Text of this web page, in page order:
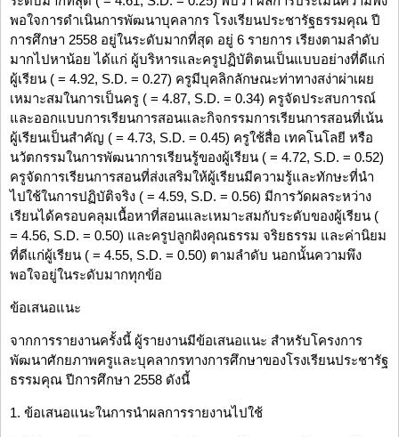
พอใจการดำเนินการพัฒนาบุคลากร โรงเรียนประชารัฐธรรมคุณ ปี
การศึกษา 2558 อยู่ในระดับมากที่สุด อยู่ 6 รายการ เรียงตามลำดับ
มากไปหาน้อย ได้แก่ ผู้บริหารและครูปฏิบัติตนเป็นแบบอย่างที่ดีแก่
ผู้เรียน ( = 4.92, S.D. = 0.27) ครูมีบุคลิกลักษณะท่าทางสง่าผ่าเผย
เหมาะสมในการเป็นครู ( = 4.87, S.D. = 0.34) ครูจัดประสบการณ์
และออกแบบการเรียนการสอนและกิจกรรมการเรียนการสอนที่เน้น
ผู้เรียนเป็นสำคัญ ( = 4.73, S.D. = 0.45) ครูใช้สื่อ เทคโนโลยี หรือ
นวัตกรรมในการพัฒนาการเรียนรู้ของผู้เรียน ( = 4.72, S.D. = 0.52)
ครูจัดการเรียนการสอนที่ส่งเสริมให้ผู้เรียนมีความรู้และทักษะที่นำ
ไปใช้ในการปฏิบัติจริง ( = 4.59, S.D. = 0.56) มีการวัดผลระหว่าง
เรียนได้ครอบคลุมเนื้อหาที่สอนและเหมาะสมกับระดับของผู้เรียน (
= 4.56, S.D. = 0.50) และครูปลูกฝังคุณธรรม จริยธรรม และค่านิยม
ที่ดีแก่ผู้เรียน ( = 4.55, S.D. = 0.50) ตามลำดับ นอกนั้นความพึง
พอใจอยู่ในระดับมากทุกข้อ
ข้อเสนอแนะ
จากการรายงานครั้งนี้ ผู้รายงานมีข้อเสนอแนะ สำหรับโครงการ
พัฒนาศักยภาพครูและบุคลากรทางการศึกษาของโรงเรียนประชารัฐ
ธรรมคุณ ปีการศึกษา 2558 ดังนี้
1. ข้อเสนอแนะในการนำผลการรายงานไปใช้